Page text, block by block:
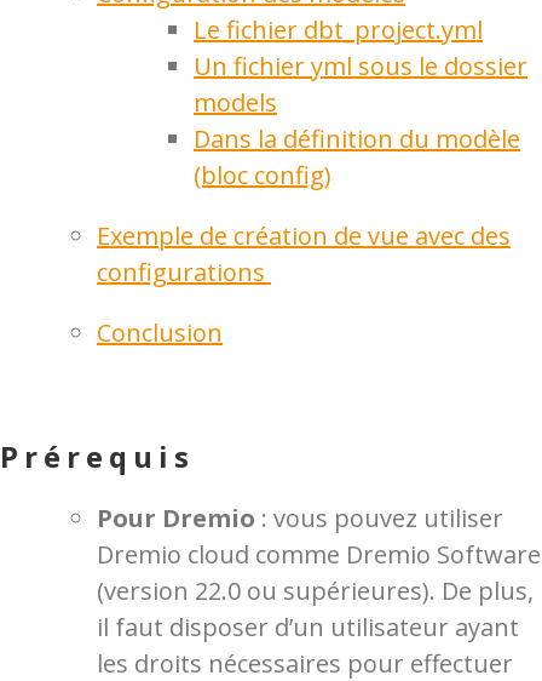
Le fichier dbt_project.yml
Un fichier yml sous le dossier
models
Dans la définition du modèle
(bloc config)
Exemple de création de vue avec des
configurations
Conclusion
Prérequis
Pour Dremio : vous pouvez utiliser
Dremio cloud comme Dremio Software
(version 22.0 ou supérieures). De plus,
il faut disposer d’un utilisateur ayant
les droits nécessaires pour effectuer